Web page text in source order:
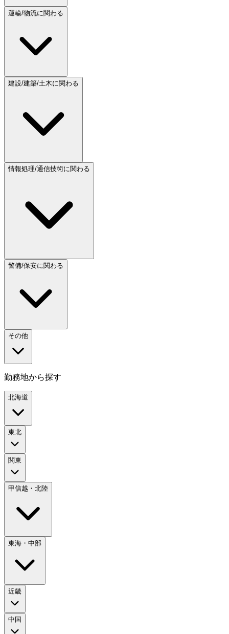
運輸/物流に関わる
建設/建築/土木に関わる
情報処理/通信技術に関わる
警備/保安に関わる
その他
勤務地から探す
北海道
東北
関東
甲信越・北陸
東海・中部
近畿
中国